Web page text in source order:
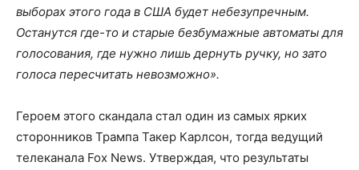
выборах этого года в США будет небезупречным.
Останутся где-то и старые безбумажные автоматы для
голосования, где нужно лишь дернуть ручку, но зато
голоса пересчитать невозможно».
Героем этого скандала стал один из самых ярких
сторонников Трампа Такер Карлсон, тогда ведущий
телеканала Fox News. Утверждая, что результаты